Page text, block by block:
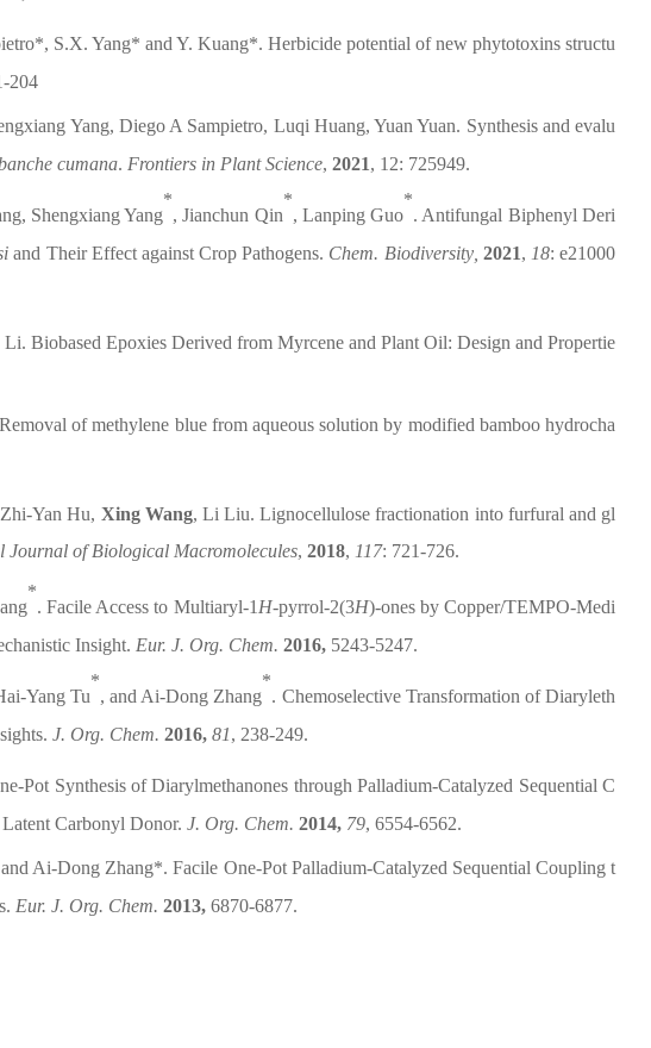
S.X. Yang* and Y. Kuang*. Herbicide potential of new phytotoxins structu
204
Yang, Diego A Sampietro, Luqi Huang, Yuan Yuan. Synthesis and evalu
cumana. Frontiers in Plant Science, 2021, 12: 725949.
Shengxiang Yang
*
, Jianchun Qin
*
, Lanping Guo
*
. Antifungal Biphenyl Deri
and Their Effect against Crop Pathogens. Chem. Biodiversity, 2021, 18: e21000
Biobased Epoxies Derived from Myrcene and Plant Oil: Design and Propertie
of methylene blue from aqueous solution by modified bamboo hydrocha
Yan Hu, Xing Wang, Li Liu. Lignocellulose fractionation into furfural and gl
Journal of Biological Macromolecules, 2018, 117: 721-726.
*
. Facile Access to Multiaryl-1 H-pyrrol-2(3H)-ones by Copper/TEMPO-Medi
Insight. Eur. J. Org. Chem. 2016, 5243-5247.
Yang Tu
*
, and Ai-Dong Zhang
*
. Chemoselective Transformation of Diaryleth
J. Org. Chem. 2016, 81, 238-249.
Pot Synthesis of Diarylmethanones through Palladium-Catalyzed Sequential C
Carbonyl Donor. J. Org. Chem. 2014, 79, 6554-6562.
Ai-Dong Zhang*. Facile One-Pot Palladium-Catalyzed Sequential Coupling t
Eur. J. Org. Chem. 2013, 6870-6877.